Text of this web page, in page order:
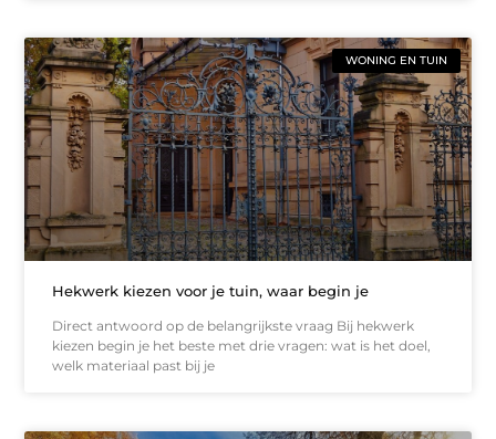
WONING EN TUIN
Hekwerk kiezen voor je tuin, waar begin je
Direct antwoord op de belangrijkste vraag Bij hekwerk
kiezen begin je het beste met drie vragen: wat is het doel,
welk materiaal past bij je